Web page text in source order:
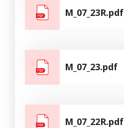
M_07_23R.pdf
M_07_23.pdf
M_07_22R.pdf